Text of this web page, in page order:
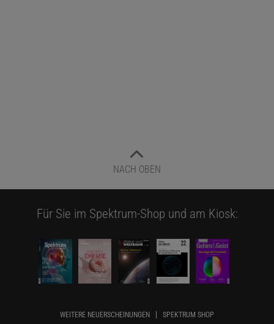
NACH OBEN
Für Sie im Spektrum-Shop und am Kiosk:
WEITERE NEUERSCHEINUNGEN SPEKTRUM SHOP